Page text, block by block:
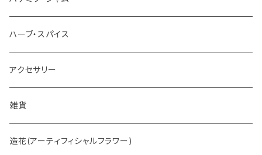
ホットチョコレート
ハーブ・スパイス
アクセサリー
雑貨
造花(アーティフィシャルフラワー)